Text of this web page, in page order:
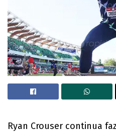
Ryan Crouser continua